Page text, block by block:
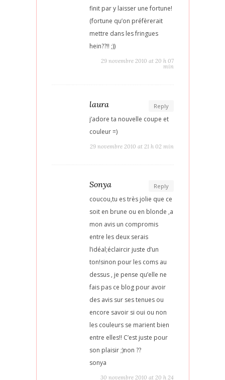
finit par y laisser une fortune!
(fortune qu’on préfèrerait
mettre dans les fringues
hein??!! ;))
29 novembre 2010 at 20 h 07
min
Reply
laura
j’adore ta nouvelle coupe et
couleur =)
29 novembre 2010 at 21 h 02 min
Reply
Sonya
coucou,tu es très jolie que ce
soit en brune ou en blonde ,a
mon avis un compromis
entre les deux serais
l’idéal;éclaircir juste d’un
ton!sinon pour les coms au
dessus , je pense qu’elle ne
fais pas ce blog pour avoir
des avis sur ses tenues ou
encore savoir si oui ou non
les couleurs se marient bien
entre elles!! C’est juste pour
son plaisir ;)non ??
sonya
30 novembre 2010 at 20 h 24